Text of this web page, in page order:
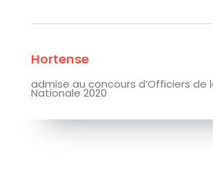
Grégoire
Ieseg vers Droit 2020